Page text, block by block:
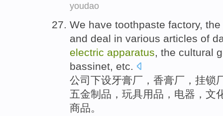
youdao
We have toothpaste factory, the
and deal in various articles of
electric apparatus, the cultural
bassinet, etc.
公司 下设牙膏厂 ， 香膏厂， 挂锁
五金制品 ， 玩具用品 ， 电器 ， 文
商品。